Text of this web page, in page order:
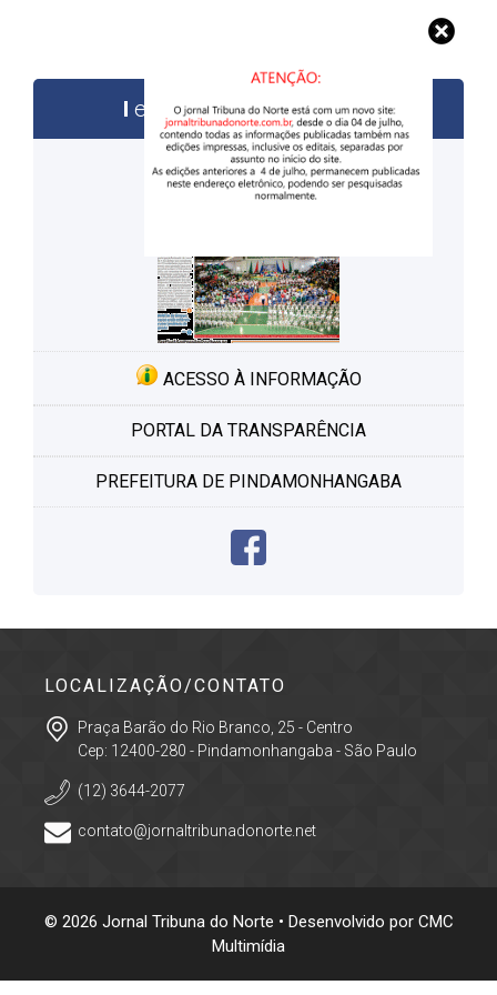
edições anteriores
ACESSO À INFORMAÇÃO
PORTAL DA TRANSPARÊNCIA
PREFEITURA DE PINDAMONHANGABA
LOCALIZAÇÃO/CONTATO
Praça Barão do Rio Branco, 25 - Centro
Cep: 12400-280 - Pindamonhangaba - São Paulo
(12) 3644-2077
contato@jornaltribunadonorte.net
© 2026 Jornal Tribuna do Norte • Desenvolvido por CMC
Multimídia